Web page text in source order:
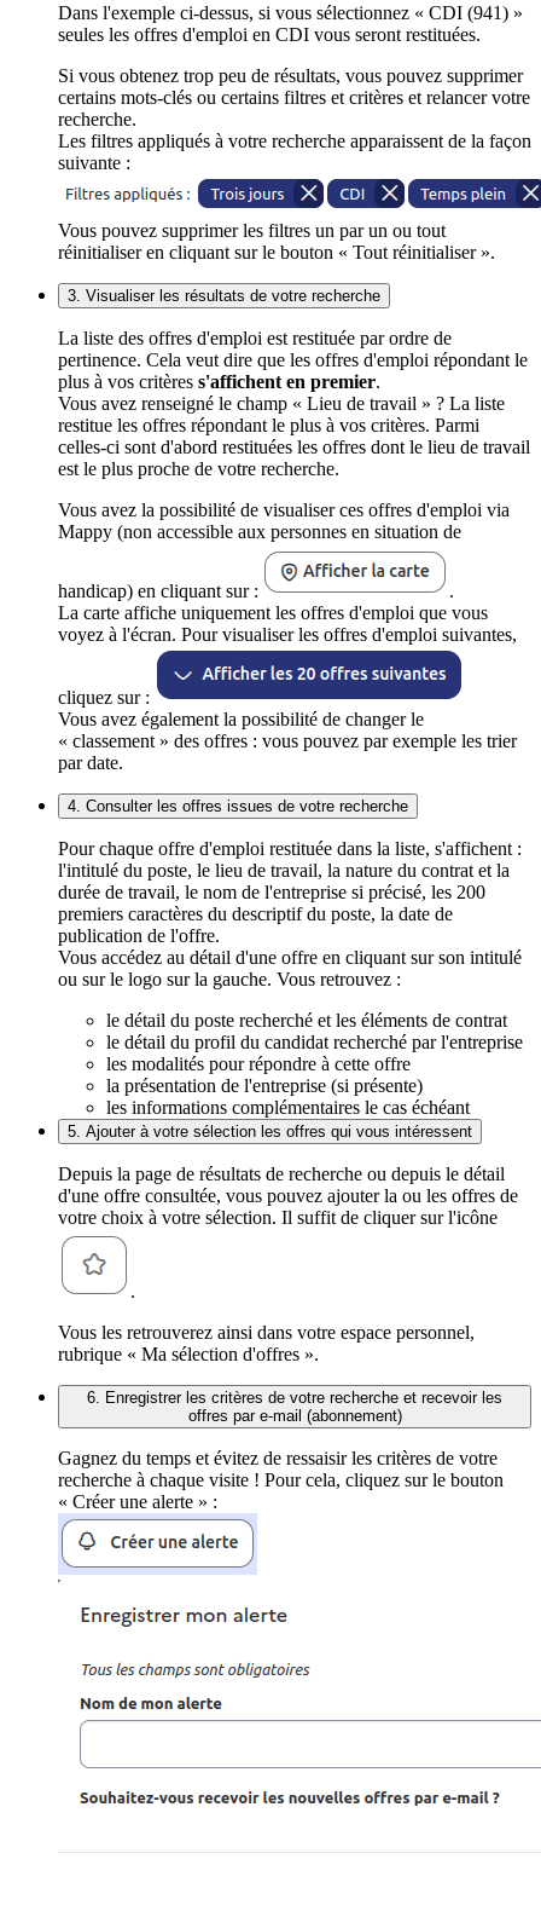
Dans l'exemple ci-dessus, si vous sélectionnez « CDI (941) »
seules les offres d'emploi en CDI vous seront restituées.
Si vous obtenez trop peu de résultats, vous pouvez supprimer
certains mots-clés ou certains filtres et critères et relancer votre
recherche.
Les filtres appliqués à votre recherche apparaissent de la façon
suivante :
Vous pouvez supprimer les filtres un par un ou tout
réinitialiser en cliquant sur le bouton « Tout réinitialiser ».
3. Visualiser les résultats de votre recherche
La liste des offres d'emploi est restituée par ordre de
pertinence. Cela veut dire que les offres d'emploi répondant le
plus à vos critères s'affichent en premier.
Vous avez renseigné le champ « Lieu de travail » ? La liste
restitue les offres répondant le plus à vos critères. Parmi
celles-ci sont d'abord restituées les offres dont le lieu de travail
est le plus proche de votre recherche.
Vous avez la possibilité de visualiser ces offres d'emploi via
Mappy (non accessible aux personnes en situation de
handicap) en cliquant sur :
.
La carte affiche uniquement les offres d'emploi que vous
voyez à l'écran. Pour visualiser les offres d'emploi suivantes,
cliquez sur :
Vous avez également la possibilité de changer le
« classement » des offres : vous pouvez par exemple les trier
par date.
4. Consulter les offres issues de votre recherche
Pour chaque offre d'emploi restituée dans la liste, s'affichent :
l'intitulé du poste, le lieu de travail, la nature du contrat et la
durée de travail, le nom de l'entreprise si précisé, les 200
premiers caractères du descriptif du poste, la date de
publication de l'offre.
Vous accédez au détail d'une offre en cliquant sur son intitulé
ou sur le logo sur la gauche. Vous retrouvez :
le détail du poste recherché et les éléments de contrat
le détail du profil du candidat recherché par l'entreprise
les modalités pour répondre à cette offre
la présentation de l'entreprise (si présente)
les informations complémentaires le cas échéant
5. Ajouter à votre sélection les offres qui vous intéressent
Depuis la page de résultats de recherche ou depuis le détail
d'une offre consultée, vous pouvez ajouter la ou les offres de
votre choix à votre sélection. Il suffit de cliquer sur l'icône
.
Vous les retrouverez ainsi dans votre espace personnel,
rubrique « Ma sélection d'offres ».
6. Enregistrer les critères de votre recherche et recevoir les
offres par e-mail (abonnement)
Gagnez du temps et évitez de ressaisir les critères de votre
recherche à chaque visite ! Pour cela, cliquez sur le bouton
« Créer une alerte » :